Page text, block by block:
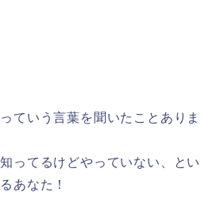
ていう言葉を聞いたことありま
ってるけどやっていない、とい
あなた！